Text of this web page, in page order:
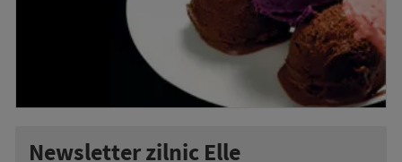
Newsletter zilnic Elle